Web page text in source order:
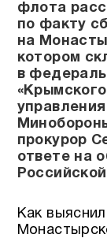
флота
по факту
на
котором
в
прокурор
ответе на
Как